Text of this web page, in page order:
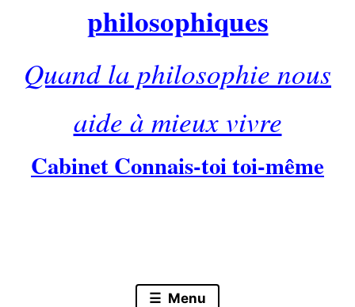
philosophiques
Quand la philosophie nous
aide à mieux vivre
Cabinet Connais-toi toi-même
Menu